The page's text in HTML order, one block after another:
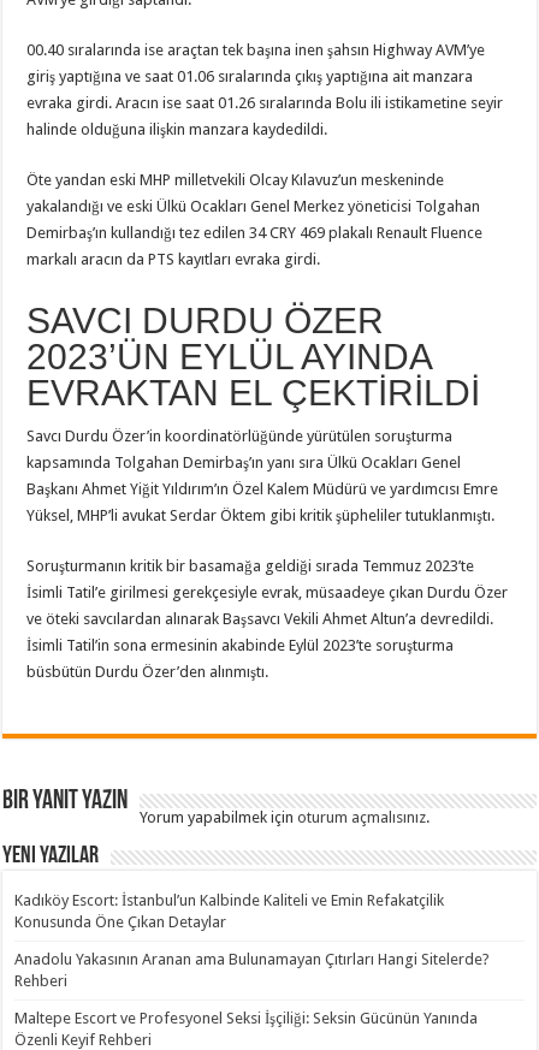
00.40 sıralarında ise araçtan tek başına inen şahsın Highway AVM’ye
giriş yaptığına ve saat 01.06 sıralarında çıkış yaptığına ait manzara
evraka girdi. Aracın ise saat 01.26 sıralarında Bolu ili istikametine seyir
halinde olduğuna ilişkin manzara kaydedildi.
Öte yandan eski MHP milletvekili Olcay Kılavuz’un meskeninde
yakalandığı ve eski Ülkü Ocakları Genel Merkez yöneticisi Tolgahan
Demirbaş’ın kullandığı tez edilen 34 CRY 469 plakalı Renault Fluence
markalı aracın da PTS kayıtları evraka girdi.
SAVCI DURDU ÖZER
2023’ÜN EYLÜL AYINDA
EVRAKTAN EL ÇEKTİRİLDİ
Savcı Durdu Özer’in koordinatörlüğünde yürütülen soruşturma
kapsamında Tolgahan Demirbaş’ın yanı sıra Ülkü Ocakları Genel
Başkanı Ahmet Yiğit Yıldırım’ın Özel Kalem Müdürü ve yardımcısı Emre
Yüksel, MHP’li avukat Serdar Öktem gibi kritik şüpheliler tutuklanmıştı.
Soruşturmanın kritik bir basamağa geldiği sırada Temmuz 2023’te
İsimli Tatil’e girilmesi gerekçesiyle evrak, müsaadeye çıkan Durdu Özer
ve öteki savcılardan alınarak Başsavcı Vekili Ahmet Altun’a devredildi.
İsimli Tatil’in sona ermesinin akabinde Eylül 2023’te soruşturma
büsbütün Durdu Özer’den alınmıştı.
Bir yanıt yazın
Yorum yapabilmek içinoturum açmalısınız.
Yeni Yazılar
Kadıköy Escort: İstanbul’un Kalbinde Kaliteli ve Emin Refakatçilik
Konusunda Öne Çıkan Detaylar
Anadolu Yakasının Aranan ama Bulunamayan Çıtırları Hangi Sitelerde?
Rehberi
Maltepe Escort ve Profesyonel Seksi İşçiliği: Seksin Gücünün Yanında
Özenli Keyif Rehberi